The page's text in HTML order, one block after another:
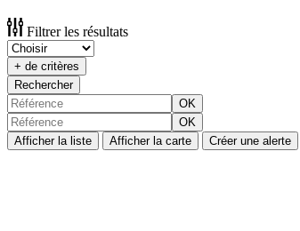
Filtrer les résultats
+ de critères
Rechercher
OK
OK
Afficher la liste
Afficher la carte Créer une alerte